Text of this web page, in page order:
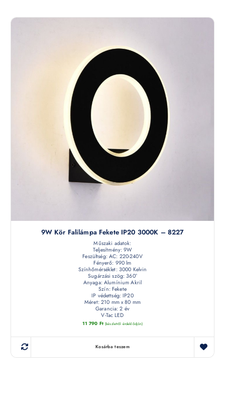
9W Kör Falilámpa Fekete IP20 3000K – 8227
Műszaki adatok:
Teljesítmény: 9W
Feszültség: AC: 220-240V
Fényerő: 990 lm
Színhőmérséklet: 3000 Kelvin
Sugárzási szög: 360°
Anyaga: Alumínium Akril
Szín: Fekete
IP védettség: IP20
Méret: 210 mm x 80 mm
Garancia: 2 év
V-Tac LED
11 790 Ft (készletről érdeklődjön)
Kosárba teszem